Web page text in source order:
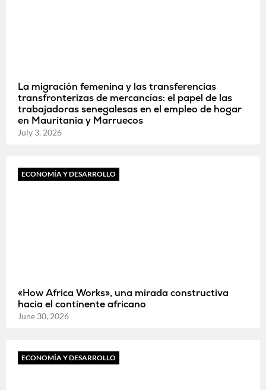
La migración femenina y las transferencias
transfronterizas de mercancías: el papel de las
trabajadoras senegalesas en el empleo de hogar
en Mauritania y Marruecos
July 3, 2026
ECONOMÍA Y DESARROLLO
«How Africa Works», una mirada constructiva
hacia el continente africano
June 30, 2026
ECONOMÍA Y DESARROLLO